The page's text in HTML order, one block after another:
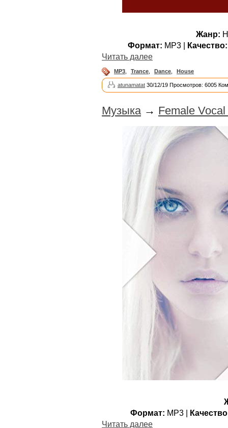
Жанр:
Формат: MP3 | Качество:
Читать далее
MP3 Trance Dance House
atunamatat 30/12/19 Просмотров: 6005
Музыка→ Female
Формат: MP3 |
Читать далее